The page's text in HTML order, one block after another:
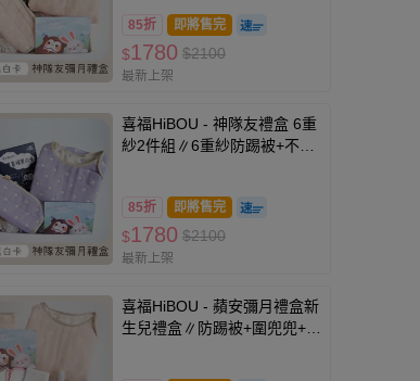
+其他商品配色出貨)
85折 即將售完
$1780 $2100
最新上架
喜福HiBOU - 神隊友禮盒 6重
紗2件組∥6重紗防踢被+不著
+其他商品配色出貨)
85折 即將售完
$1780 $2100
最新上架
喜福HiBOU - 蘋安彌月禮盒新
生兒禮盒∥防踢被+圍兜兜+福